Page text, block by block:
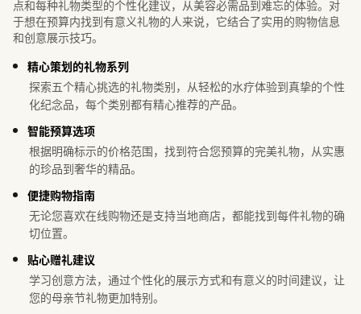
点和每种礼物类型的个性化建议，从美容必需品到难忘的体验。对
于想在预算内找到有意义礼物的人来说，它结合了实用的购物信息
和创意展示技巧。
精心策划的礼物系列
探索五个精心挑选的礼物类别，从轻松的水疗体验到真挚的个性
化纪念品，每个类别都有精心推荐的产品。
智能预算选项
根据明确标示的价格范围，找到符合您预算的完美礼物，从实惠
的珍品到奢华的精品。
便捷购物指南
无论您喜欢在线购物还是支持当地商店，都能找到每件礼物的确
切位置。
贴心赠礼建议
学习创意方法，通过个性化的展示方式和有意义的时间建议，让
您的母亲节礼物更加特别。